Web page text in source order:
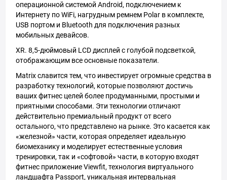
операционной системой Android, подключением к
Интернету по WiFi, нагрудным ремнем Polar в комплекте,
USB портом и Bluetooth для подключения разных
мобильных девайсов.
XR. 8,5-дюймовый LCD дисплей с голубой подсветкой,
отображающим все основные показатели.
Matrix славится тем, что инвестирует огромные средства в
разработку технологий, которые позволяют достичь
ваших фитнес целей более продуманными, простыми и
приятными способами. Эти технологии отличают
действительно премиальный продукт от всего
остального, что представлено на рынке. Это касается как
«железной» части, которая определяет идеальную
биомеханику и моделирует естественные условия
тренировки, так и «софтовой» части, в которую входят
фитнес приложение Viewfit, технология виртуального
ландшафта Passport, уникальная интервальная